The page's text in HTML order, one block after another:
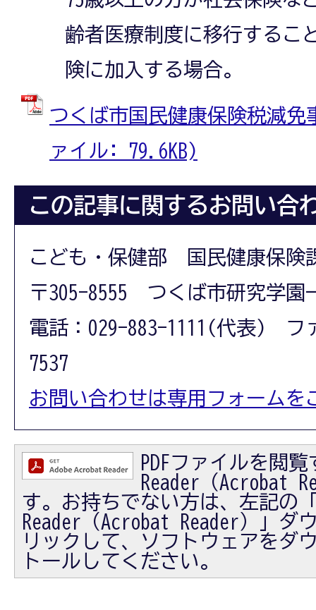
齢者医療制度に移行するこ
険に加入する場合。
つくば市国民健康保険税減免
ァイル: 79.6KB)
この記事に関するお問い合
こども・保健部 国民健康保険
〒305-8555 つくば市研究学園
電話：029-883-1111(代表) フ
7537
お問い合わせは専用フォームを
PDFファイルを閲
Reader（Acrobat
す。お持ちでない方は、左記の
Reader（Acrobat Reader）」ダ
リックして、ソフトウェアをダ
トールしてください。